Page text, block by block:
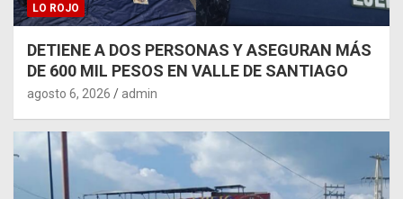
LO ROJO
DETIENE A DOS PERSONAS Y ASEGURAN MÁS
DE 600 MIL PESOS EN VALLE DE SANTIAGO
agosto 6, 2026 admin